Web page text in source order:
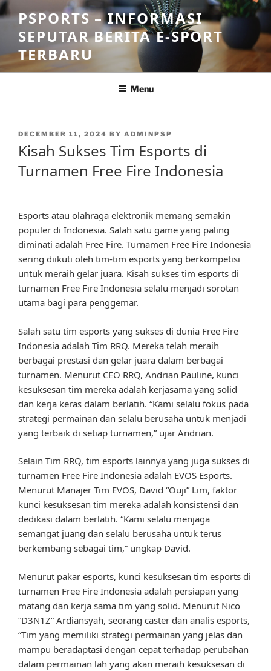
Skip
to
content
PSPORTS – INFORMASI
SEPUTAR BERITA E-SPORT
TERBARU
Menu
POSTED
ON
DECEMBER 11, 2024 BY ADMINPSP
Kisah Sukses Tim Esports di
Turnamen Free Fire Indonesia
Esports atau olahraga elektronik memang semakin
populer di Indonesia. Salah satu game yang paling
diminati adalah Free Fire. Turnamen Free Fire Indonesia
sering diikuti oleh tim-tim esports yang berkompetisi
untuk meraih gelar juara. Kisah sukses tim esports di
turnamen Free Fire Indonesia selalu menjadi sorotan
utama bagi para penggemar.
Salah satu tim esports yang sukses di dunia Free Fire
Indonesia adalah Tim RRQ. Mereka telah meraih
berbagai prestasi dan gelar juara dalam berbagai
turnamen. Menurut CEO RRQ, Andrian Pauline, kunci
kesuksesan tim mereka adalah kerjasama yang solid
dan kerja keras dalam berlatih. “Kami selalu fokus pada
strategi permainan dan selalu berusaha untuk menjadi
yang terbaik di setiap turnamen,” ujar Andrian.
Selain Tim RRQ, tim esports lainnya yang juga sukses di
turnamen Free Fire Indonesia adalah EVOS Esports.
Menurut Manajer Tim EVOS, David “Ouji” Lim, faktor
kunci kesuksesan tim mereka adalah konsistensi dan
dedikasi dalam berlatih. “Kami selalu menjaga
semangat juang dan selalu berusaha untuk terus
berkembang sebagai tim,” ungkap David.
Menurut pakar esports, kunci kesuksesan tim esports di
turnamen Free Fire Indonesia adalah persiapan yang
matang dan kerja sama tim yang solid. Menurut Nico
“D3N1Z” Ardiansyah, seorang caster dan analis esports,
“Tim yang memiliki strategi permainan yang jelas dan
mampu beradaptasi dengan cepat terhadap perubahan
dalam permainan lah yang akan meraih kesuksesan di